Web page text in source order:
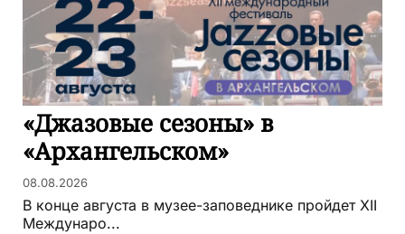
«Джазовые сезоны» в
«Архангельском»
08.08.2026
В конце августа в музее-заповеднике пройдет XII
Междунаро...